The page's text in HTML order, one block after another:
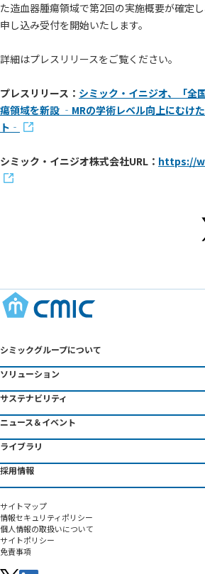
た造血器腫瘍領域で第2回の実施概要が確定
申し込み受付を開始いたします。
詳細はプレスリリースをご覧ください。
プレスリリース： シミック・イニジオ、「全
瘍領域を新設 ‐MRの学術レベル向上にむけ
ト‐
シミック・イニジオ株式会社URL： https://
シミックグループについて
ソリューション
サステナビリティ
ニュース＆イベント
ライブラリ
採用情報
サイトマップ
情報セキュリティポリシー
個人情報の取扱いについて
サイトポリシー
免責事項